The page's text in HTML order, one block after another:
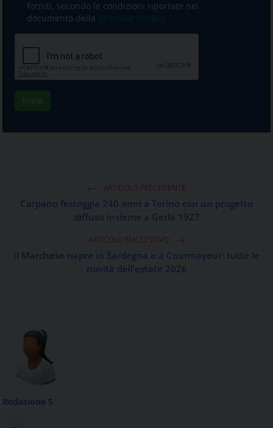
ARTICOLO PRECEDENTE
Carpano festeggia 240 anni a Torino con un progetto
diffuso insieme a Gerla 1927
ARTICOLO SUCCESSIVO
Il Marchese riapre in Sardegna e a Courmayeur: tutte le
novità dell’estate 2026
Redazione 5